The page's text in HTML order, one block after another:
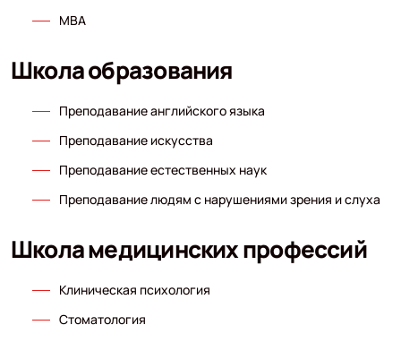
MBA
Школа образования
Преподавание английского языка
Преподавание искусства
Преподавание естественных наук
Преподавание людям с нарушениями зрения и слуха
Школа медицинских профессий
Клиническая психология
Стоматология